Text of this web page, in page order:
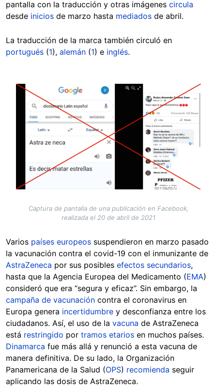
pantalla con la traducción y otras imágenes circula
desde inicios de marzo hasta mediados de abril.
La traducción de la marca también circuló en
portugués (1), alemán (1) e inglés.
Image
Captura de pantalla de una publicación en Facebook,
realizada el 20 de abril de 2021
Varios países europeos suspendieron en marzo pasado
la vacunación contra el covid-19 con el inmunizante de
AstraZeneca por sus posibles efectos secundarios,
hasta que la Agencia Europea del Medicamento (EMA)
consideró que era “segura y eficaz”. Sin embargo, la
campaña de vacunación contra el coronavirus en
Europa genera incertidumbre y desconfianza entre los
ciudadanos. Así, el uso de la vacuna de AstraZeneca
está restringido por tramos etarios en muchos países.
Dinamarca fue más allá y renunció a esta vacuna de
manera definitiva. De su lado, la Organización
Panamericana de la Salud (OPS) recomienda seguir
aplicando las dosis de AstraZeneca.